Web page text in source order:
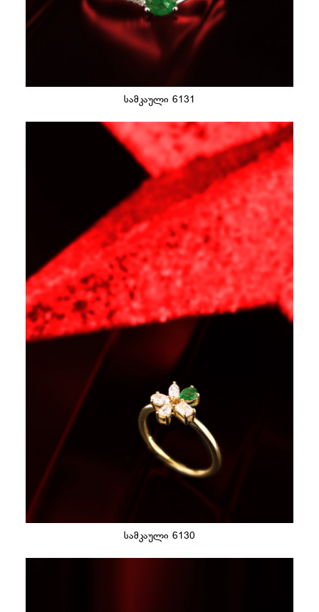
სამკაული 6131
სამკაული 6130